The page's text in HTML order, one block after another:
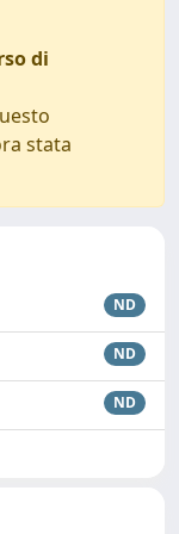
di
stata
ND
ND
ND